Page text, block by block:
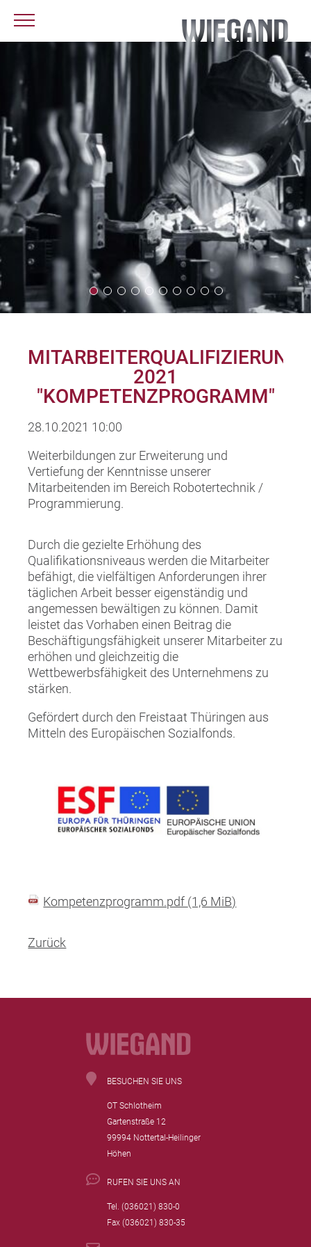
MITARBEITERQUALIFIZIERUNG
2021
"KOMPETENZPROGRAMM"
28.10.2021 10:00
Weiterbildungen zur Erweiterung und
Vertiefung der Kenntnisse unserer
Mitarbeitenden im Bereich Robotertechnik /
Programmierung.
Durch die gezielte Erhöhung des
Qualifikationsniveaus werden die Mitarbeiter
befähigt, die vielfältigen Anforderungen ihrer
täglichen Arbeit besser eigenständig und
angemessen bewältigen zu können. Damit
leistet das Vorhaben einen Beitrag die
Beschäftigungsfähigkeit unserer Mitarbeiter zu
erhöhen und gleichzeitig die
Wettbewerbsfähigkeit des Unternehmens zu
stärken.
Gefördert durch den Freistaat Thüringen aus
Mitteln des Europäischen Sozialfonds.
Kompetenzprogramm.pdf (1,6 MiB)
Zurück
BESUCHEN SIE UNS
OT Schlotheim
Gartenstraße 12
99994 Nottertal-Heilinger
Höhen
RUFEN SIE UNS AN
Tel. (036021) 830-0
Fax (036021) 830-35